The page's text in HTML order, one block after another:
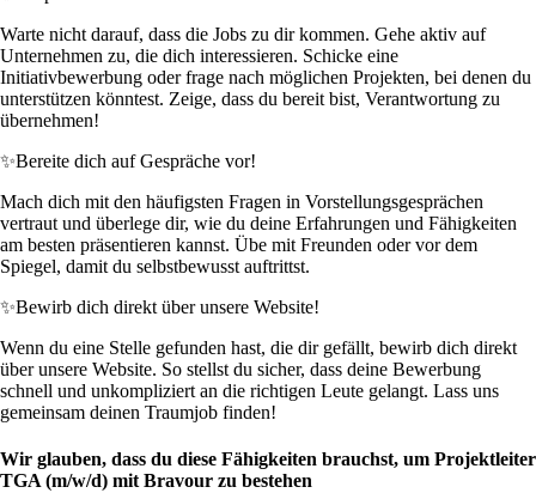
Warte nicht darauf, dass die Jobs zu dir kommen. Gehe aktiv auf
Unternehmen zu, die dich interessieren. Schicke eine
Initiativbewerbung oder frage nach möglichen Projekten, bei denen du
unterstützen könntest. Zeige, dass du bereit bist, Verantwortung zu
übernehmen!
✨Bereite dich auf Gespräche vor!
Mach dich mit den häufigsten Fragen in Vorstellungsgesprächen
vertraut und überlege dir, wie du deine Erfahrungen und Fähigkeiten
am besten präsentieren kannst. Übe mit Freunden oder vor dem
Spiegel, damit du selbstbewusst auftrittst.
✨Bewirb dich direkt über unsere Website!
Wenn du eine Stelle gefunden hast, die dir gefällt, bewirb dich direkt
über unsere Website. So stellst du sicher, dass deine Bewerbung
schnell und unkompliziert an die richtigen Leute gelangt. Lass uns
gemeinsam deinen Traumjob finden!
Wir glauben, dass du diese Fähigkeiten brauchst, um Projektleiter
TGA (m/w/d) mit Bravour zu bestehen